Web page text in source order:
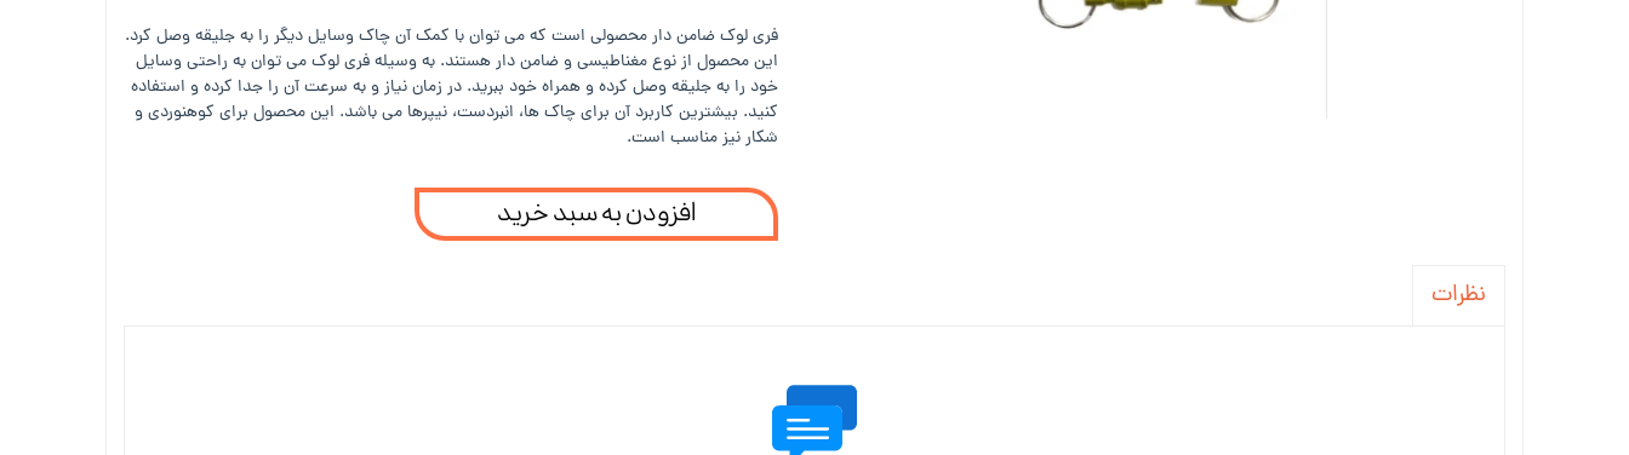
فری لوک ضامن دار محصولی است که می توان با کمک آن چاک وسایل دیگر را به جلیقه وصل کرد.
این محصول از نوع مغناطیسی و ضامن دار هستند. به وسیله فری لوک می توان به راحتی وسایل
خود را به جلیقه وصل کرده و همراه خود ببرید. در زمان نیاز و به سرعت آن را جدا کرده و استفاده
کنید. بیشترین کاربرد آن برای چاک ها، انبردست، نیپرها می باشد. این محصول برای کوهنوردی و
شکار نیز مناسب است.
افزودن به سبد خرید
نظرات